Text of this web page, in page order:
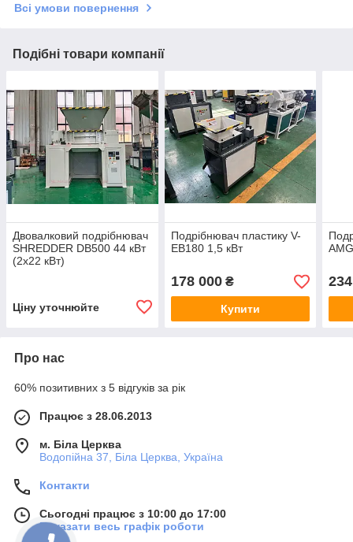
Всі умови повернення
Подібні товари компанії
Двовалковий подрібнювач
SHREDDER DB500 44 кВт
(2x22 кВт)
Ціну уточнюйте
Подрібнювач пластику V-
EB180 1,5 кВт
178 000₴
Купити
Про нас
60% позитивних з 5 відгуків за рік
Працює з 28.06.2013
м. Біла Церква
Водопійна 37, Біла Церква, Україна
Контакти
Сьогодні працює з 10:00 до 17:00
Показати весь графік роботи